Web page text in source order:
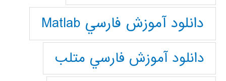
دانلود آموزش فارسي Matlab
دانلود آموزش فارسي متلب